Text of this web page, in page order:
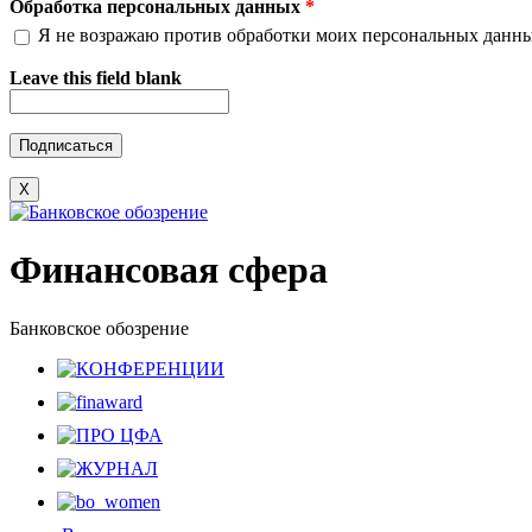
Обработка персональных данных *
Я не возражаю против обработки моих персональных
Leave this field blank
X
Финансовая сфера
Банковское обозрение